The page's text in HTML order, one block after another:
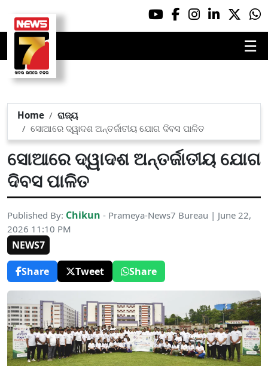
☰
Home
ରାଜ୍ୟ
ସୋଆରେ ଦ୍ୱାଦଶ ଅନ୍ତର୍ଜାତୀୟ ଯୋଗ ଦିବସ ପାଳିତ
ସୋଆରେ ଦ୍ୱାଦଶ ଅନ୍ତର୍ଜାତୀୟ ଯୋଗ
ଦିବସ ପାଳିତ
Published By: Chikun - Prameya-News7 Bureau | June 22,
2026 11:10 PM
NEWS7
Share
Tweet Share